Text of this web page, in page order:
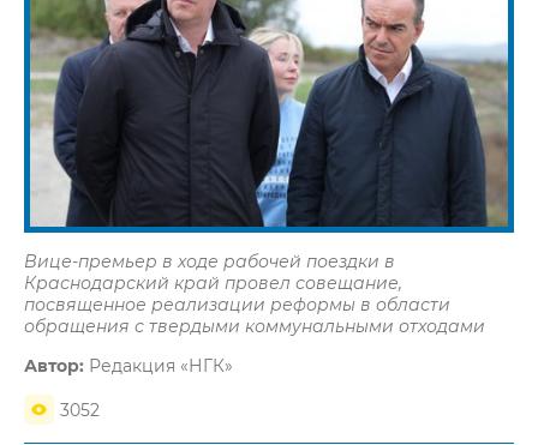
Вице-премьер в ходе рабочей поездки в
Краснодарский край провел совещание,
посвященное реализации реформы в области
обращения с твердыми коммунальными отходами
Автор: Редакция «НГК»
3052